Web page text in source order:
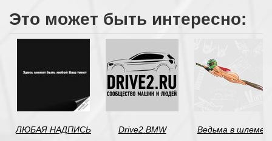
Это может быть интересно:
ЛЮБАЯ НАДПИСЬ Drive2.BMW Ведьма в шлеме